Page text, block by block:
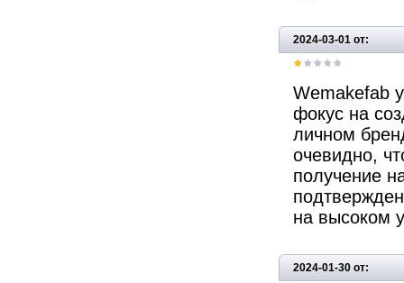
2024-03-01 от:
Wemakefab
фокус на
личном
очевидно,
получение
на высоком
2024-01-30 от: